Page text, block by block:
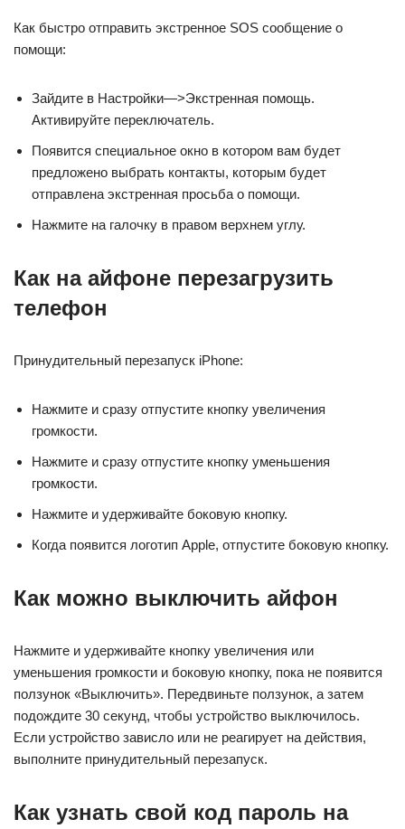
Как быстро отправить экстренное SOS сообщение о
помощи:
Зайдите в Настройки—>Экстренная помощь.
Активируйте переключатель.
Появится специальное окно в котором вам будет
предложено выбрать контакты, которым будет
отправлена экстренная просьба о помощи.
Нажмите на галочку в правом верхнем углу.
Как на айфоне перезагрузить
телефон
Принудительный перезапуск iPhone:
Нажмите и сразу отпустите кнопку увеличения
громкости.
Нажмите и сразу отпустите кнопку уменьшения
громкости.
Нажмите и удерживайте боковую кнопку.
Когда появится логотип Apple, отпустите боковую кнопку.
Как можно выключить айфон
Нажмите и удерживайте кнопку увеличения или
уменьшения громкости и боковую кнопку, пока не появится
ползунок «Выключить». Передвиньте ползунок, а затем
подождите 30 секунд, чтобы устройство выключилось.
Если устройство зависло или не реагирует на действия,
выполните принудительный перезапуск.
Как узнать свой код пароль на